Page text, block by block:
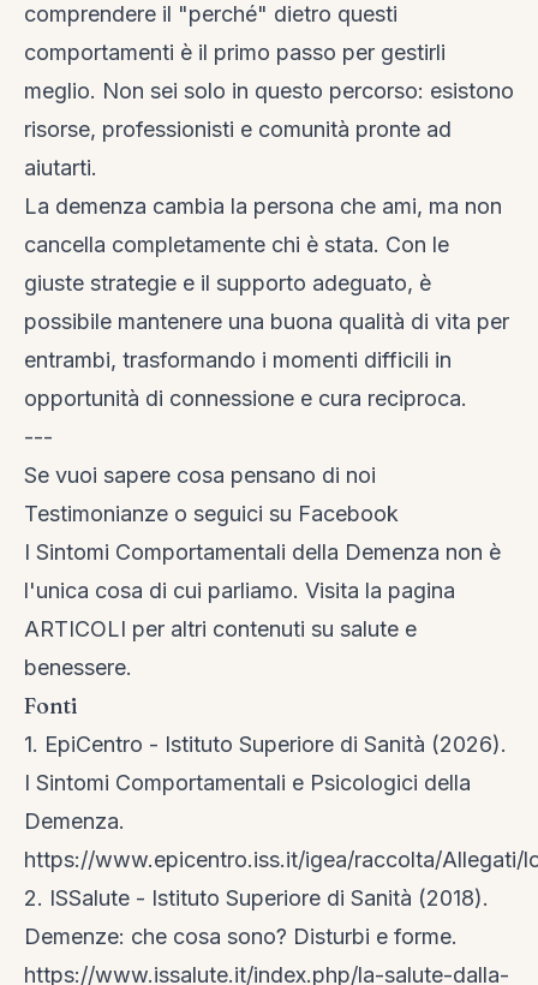
comprendere il "perché" dietro questi
comportamenti è il primo passo per gestirli
meglio. Non sei solo in questo percorso: esistono
risorse, professionisti e comunità pronte ad
aiutarti.
La demenza cambia la persona che ami, ma non
cancella completamente chi è stata. Con le
giuste strategie e il supporto adeguato, è
possibile mantenere una buona qualità di vita per
entrambi, trasformando i momenti difficili in
opportunità di connessione e cura reciproca.
---
Se vuoi sapere cosa pensano di noi
Testimonianze o seguici su Facebook
I Sintomi Comportamentali della Demenza non è
l'unica cosa di cui parliamo. Visita la pagina
ARTICOLI per altri contenuti su salute e
benessere.
Fonti
1. EpiCentro - Istituto Superiore di Sanità (2026).
I Sintomi Comportamentali e Psicologici della
Demenza.
https://www.epicentro.iss.it/igea/raccolta/Allegati/
2. ISSalute - Istituto Superiore di Sanità (2018).
Demenze: che cosa sono? Disturbi e forme.
https://www.issalute.it/index.php/la-salute-dalla-